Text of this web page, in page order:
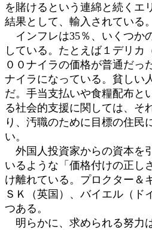
を賭けるという連綿と続くエ
結果として、輸入されている。
インフレは35％、いくつか
している。たとえば１デリカ
００ナイラの価格が普通だっ
ナイラになっている。貧しい
だ。手当支払いや食糧配布と
る社会的支援に関しては、そ
り、汚職のために目標の住民
い。
外国人投資家からの資本を
いるような「価格付けの正し
け離れている。プロクター＆
ＳＫ（英国）、バイエル（ド
つある。
明らかに、求められる努力